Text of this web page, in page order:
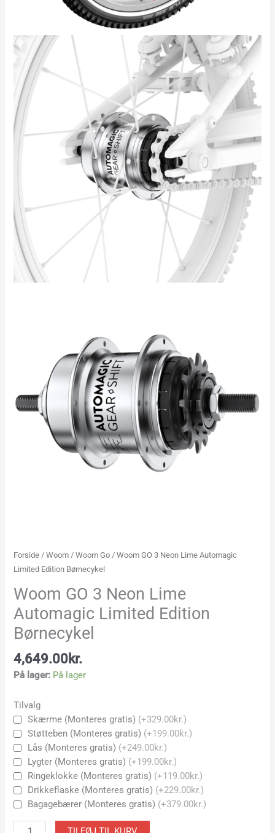
Forside /Woom /Woom Go / Woom GO 3 Neon Lime Automagic
Limited Edition Børnecykel
Woom GO 3 Neon Lime
Automagic Limited Edition
Børnecykel
4,649.00kr.
På lager: På lager
Tilvalg
Skærme (Monteres gratis) (+329.00kr.)
Støtteben (Monteres gratis) (+199.00kr.)
Lås (Monteres gratis) (+249.00kr.)
Lygter (Monteres gratis) (+199.00kr.)
Ringeklokke (Monteres gratis) (+119.00kr.)
Drikkeflaske (Monteres gratis) (+229.00kr.)
Bagagebærer (Monteres gratis) (+379.00kr.)